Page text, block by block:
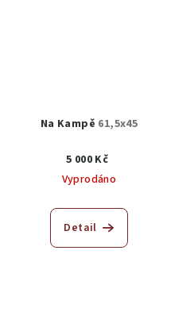
Na Kampě 61,5x45
5 000 Kč
Vyprodáno
Detail